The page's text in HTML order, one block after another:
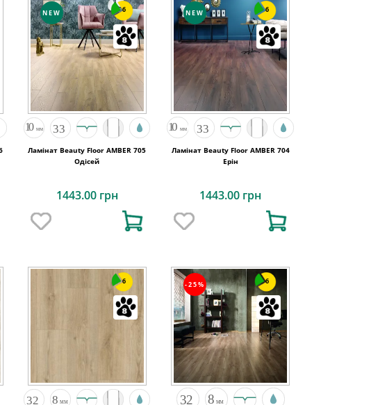
NEW 6
Ламінат Beauty Floor AMBER 705
Одісей
1443.00 грн
NEW 6
Ламінат Beauty Floor AMBER 704
Ерін
1443.00 грн
6 -25% 6